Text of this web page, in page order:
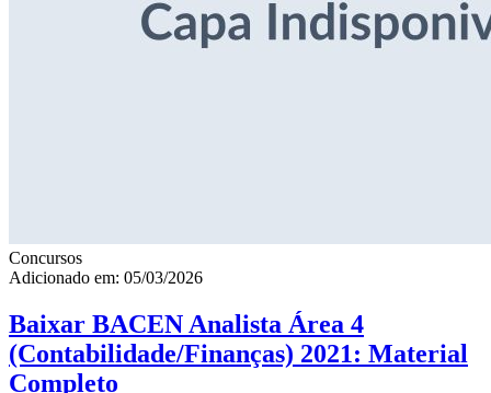
Concursos
Adicionado em: 05/03/2026
Baixar BACEN Analista Área 4
(Contabilidade/Finanças) 2021: Material
Completo